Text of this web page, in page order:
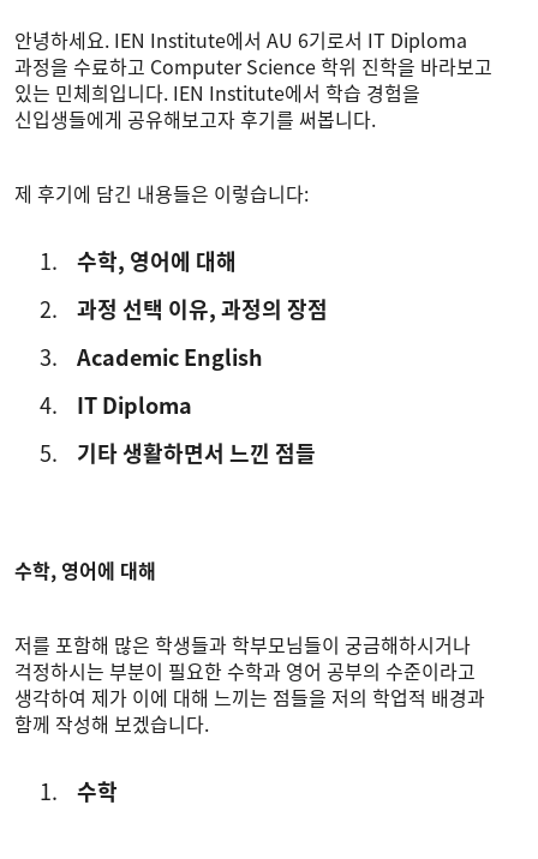
안녕하세요. IEN Institute에서 AU 6기로서 IT Diploma
과정을 수료하고 Computer Science 학위 진학을 바라보고
있는 민체희입니다. IEN Institute에서 학습 경험을
신입생들에게 공유해보고자 후기를 써봅니다.
제 후기에 담긴 내용들은 이렇습니다:
수학, 영어에 대해
과정 선택 이유, 과정의 장점
Academic English
IT Diploma
기타 생활하면서 느낀 점들
수학, 영어에 대해
저를 포함해 많은 학생들과 학부모님들이 궁금해하시거나
걱정하시는 부분이 필요한 수학과 영어 공부의 수준이라고
생각하여 제가 이에 대해 느끼는 점들을 저의 학업적 배경과
함께 작성해 보겠습니다.
수학